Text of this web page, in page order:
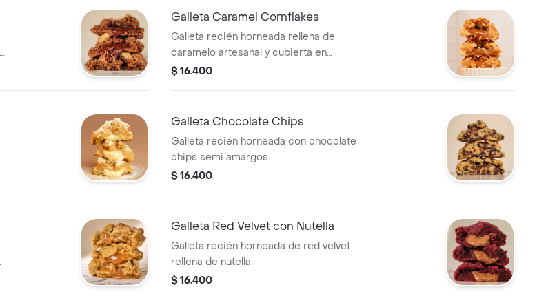
Galleta Caramel Cornflakes
Galleta recién horneada rellena de
caramelo artesanal y cubierta en
cornflakes caramelizados.
$ 16.400
Galleta Chocolate Chips
Galleta recién horneada con chocolate
chips semi amargos.
$ 16.400
Galleta Red Velvet con Nutella
Galleta recién horneada de red velvet
rellena de nutella.
$ 16.400